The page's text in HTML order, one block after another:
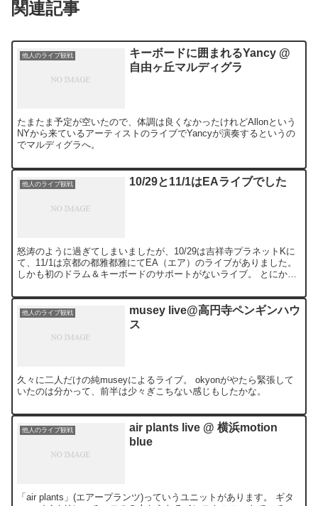
関連記事
他人のライブ観戦
キーボードに囲まれるYancy @
自由ヶ丘マルディグラ
たまたま予定が空いたので、体調は良くなかったけれどAllonという
NYから来ているアーティストのライブでYancyが演奏するというの
でマルディグラへ。
他人のライブ観戦 10/29と11/1はEAライブでした
怒涛のように過ぎてしまいましたが、10/29は吉祥寺プラネットKに
て、11/1は京都の都雅都雅にてEA（エア）のライブがありました。
しかも初のドラム＆キーボードのサポートがないライブ。 とにかく
他人のライブ観戦
musey live@高円寺ペンギンハウ
ス
久々に二人だけの純museyによるライブ。 okyonがやたら緊張して
いたのは分かって、前半は少々ぎこちない感じもしたかな。
他人のライブ観戦
air plants live @ 横浜motion
blue
「air plants」(エアープランツ)っていうユニットがあります。 ギタ